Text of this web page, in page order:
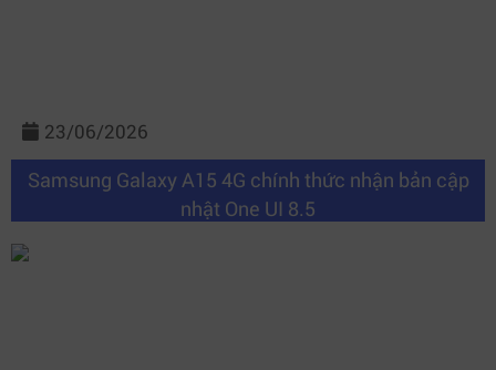
23/06/2026
Samsung Galaxy A15 4G chính thức nhận bản cập
nhật One UI 8.5